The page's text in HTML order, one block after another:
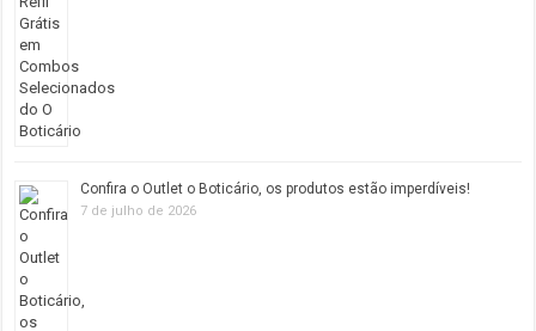
Confira o Outlet o Boticário, os produtos estão imperdíveis!
7 de julho de 2026